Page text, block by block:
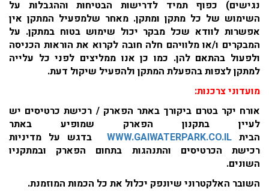
נגישים) כפוף תמיד לדרישות הבטיחות וההגבלות על
השימוש של כל מתקן ומתקן. מאחר שלמפעיל המתקן אין
אפשרות לוודא שכל מבקר יכול שימוש בטוח במתקן. על
המבקרים ו/או מלוויהם חלה חובה לקרוא את הוראות הכניסה
ולפעול בהתאם להן. כמו כן אנו ממליצים לפני כל עלייה
למתקן לצפות בהפעלת המתקן ולהפעיל שיקול דעת.
מועדוני צרכנות:
אורח יקר בטרם ביקורך באתר הפארק / רכישת כרטיסים יש
לעיין בתקנון הפארק שמופיע באתר
הביתWWW.GAIWATERPARK.CO.IL
בדגש על מדיניות
רכישת הכרטיסים והתנהגות בתחום הפארק ובמתקניו
השונים.
השובר האלקטרוני שיונפק יכלול את כל הכמות המוזמנת.